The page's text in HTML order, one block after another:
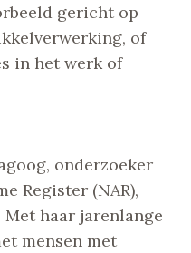
gericht op
of
in het werk of
onderzoeker
Register (NAR),
haar jarenlange
mensen met